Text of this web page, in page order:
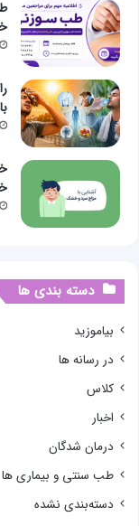
دسته بندی ها
بیاموزید
در رسانه ها
کلاس
اخبار
درمان شدگان
طب سنتی و بیماری ها
دسته‌بندی نشده